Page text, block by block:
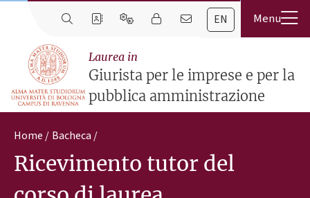
EN
Laurea in
Giurista per le imprese e per la
pubblica amministrazione
Home Bacheca
Ricevimento tutor del